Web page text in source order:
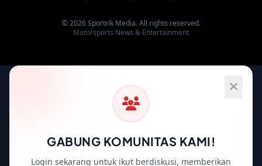
© 2026 Sportrik Media. All rights reserved.
Motorsports News & Entertainment
GABUNG KOMUNITAS KAMI!
Login sekarang untuk ikut berdiskusi, memberikan